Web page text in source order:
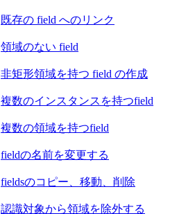
既存の field へのリンク
領域のない field
非矩形領域を持つ field の作成
複数のインスタンスを持つfield
複数の領域を持つfield
fieldの名前を変更する
fieldsのコピー、移動、削除
認識対象から領域を除外する